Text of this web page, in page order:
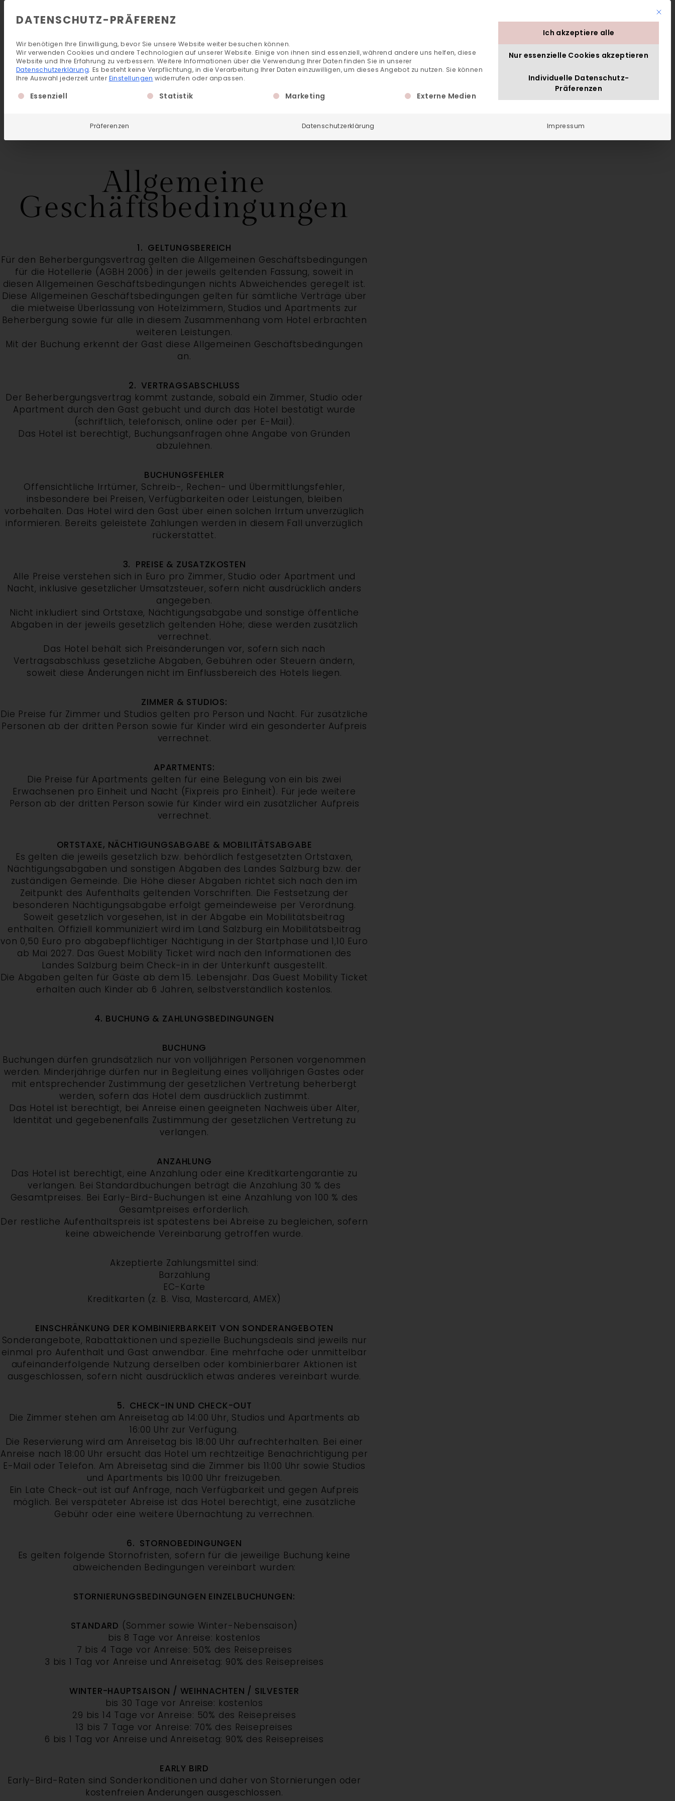
Allgemeine
Geschäftsbedingungen
1. GELTUNGSBEREICH
Für den Beherbergungsvertrag gelten die Allgemeinen Geschäftsbedingungen
für die Hotellerie (AGBH 2006) in der jeweils geltenden Fassung, soweit in
diesen Allgemeinen Geschäftsbedingungen nichts Abweichendes geregelt ist.
Diese Allgemeinen Geschäftsbedingungen gelten für sämtliche Verträge über
die mietweise Überlassung von Hotelzimmern, Studios und Apartments zur
Beherbergung sowie für alle in diesem Zusammenhang vom Hotel erbrachten
weiteren Leistungen.
Mit der Buchung erkennt der Gast diese Allgemeinen Geschäftsbedingungen
an.
2. VERTRAGSABSCHLUSS
Der Beherbergungsvertrag kommt zustande, sobald ein Zimmer, Studio oder
Apartment durch den Gast gebucht und durch das Hotel bestätigt wurde
(schriftlich, telefonisch, online oder per E-Mail).
Das Hotel ist berechtigt, Buchungsanfragen ohne Angabe von Gründen
abzulehnen.
BUCHUNGSFEHLER
Offensichtliche Irrtümer, Schreib-, Rechen- und Übermittlungsfehler,
insbesondere bei Preisen, Verfügbarkeiten oder Leistungen, bleiben
vorbehalten. Das Hotel wird den Gast über einen solchen Irrtum unverzüglich
informieren. Bereits geleistete Zahlungen werden in diesem Fall unverzüglich
rückerstattet.
3. PREISE & ZUSATZKOSTEN
Alle Preise verstehen sich in Euro pro Zimmer, Studio oder Apartment und
Nacht, inklusive gesetzlicher Umsatzsteuer, sofern nicht ausdrücklich anders
angegeben.
Nicht inkludiert sind Ortstaxe, Nächtigungsabgabe und sonstige öffentliche
Abgaben in der jeweils gesetzlich geltenden Höhe; diese werden zusätzlich
verrechnet.
Das Hotel behält sich Preisänderungen vor, sofern sich nach
Vertragsabschluss gesetzliche Abgaben, Gebühren oder Steuern ändern,
soweit diese Änderungen nicht im Einflussbereich des Hotels liegen.
ZIMMER & STUDIOS:
Die Preise für Zimmer und Studios gelten pro Person und Nacht. Für zusätzliche
Personen ab der dritten Person sowie für Kinder wird ein gesonderter Aufpreis
verrechnet.
APARTMENTS:
Die Preise für Apartments gelten für eine Belegung von ein bis zwei
Erwachsenen pro Einheit und Nacht (Fixpreis pro Einheit). Für jede weitere
Person ab der dritten Person sowie für Kinder wird ein zusätzlicher Aufpreis
verrechnet.
ORTSTAXE, NÄCHTIGUNGSABGABE & MOBILITÄTSABGABE
Es gelten die jeweils gesetzlich bzw. behördlich festgesetzten Ortstaxen,
Nächtigungsabgaben und sonstigen Abgaben des Landes Salzburg bzw. der
zuständigen Gemeinde. Die Höhe dieser Abgaben richtet sich nach den im
Zeitpunkt des Aufenthalts geltenden Vorschriften. Die Festsetzung der
besonderen Nächtigungsabgabe erfolgt gemeindeweise per Verordnung.
Soweit gesetzlich vorgesehen, ist in der Abgabe ein Mobilitätsbeitrag
enthalten. Offiziell kommuniziert wird im Land Salzburg ein Mobilitätsbeitrag
von 0,50 Euro pro abgabepflichtiger Nächtigung in der Startphase und 1,10 Euro
ab Mai 2027. Das Guest Mobility Ticket wird nach den Informationen des
Landes Salzburg beim Check-in in der Unterkunft ausgestellt.
Die Abgaben gelten für Gäste ab dem 15. Lebensjahr. Das Guest Mobility Ticket
erhalten auch Kinder ab 6 Jahren, selbstverständlich kostenlos.
4. BUCHUNG & ZAHLUNGSBEDINGUNGEN
BUCHUNG
Buchungen dürfen grundsätzlich nur von volljährigen Personen vorgenommen
werden. Minderjährige dürfen nur in Begleitung eines volljährigen Gastes oder
mit entsprechender Zustimmung der gesetzlichen Vertretung beherbergt
werden, sofern das Hotel dem ausdrücklich zustimmt.
Das Hotel ist berechtigt, bei Anreise einen geeigneten Nachweis über Alter,
Identität und gegebenenfalls Zustimmung der gesetzlichen Vertretung zu
verlangen.
ANZAHLUNG
Das Hotel ist berechtigt, eine Anzahlung oder eine Kreditkartengarantie zu
verlangen. Bei Standardbuchungen beträgt die Anzahlung 30 % des
Gesamtpreises. Bei Early-Bird-Buchungen ist eine Anzahlung von 100 % des
Gesamtpreises erforderlich.
Der restliche Aufenthaltspreis ist spätestens bei Abreise zu begleichen, sofern
keine abweichende Vereinbarung getroffen wurde.
Akzeptierte Zahlungsmittel sind:
Barzahlung
EC-Karte
Kreditkarten (z. B. Visa, Mastercard, AMEX)
EINSCHRÄNKUNG DER KOMBINIERBARKEIT VON SONDERANGEBOTEN
Sonderangebote, Rabattaktionen und spezielle Buchungsdeals sind jeweils nur
einmal pro Aufenthalt und Gast anwendbar. Eine mehrfache oder unmittelbar
aufeinanderfolgende Nutzung derselben oder kombinierbarer Aktionen ist
ausgeschlossen, sofern nicht ausdrücklich etwas anderes vereinbart wurde.
5. CHECK-IN UND CHECK-OUT
Die Zimmer stehen am Anreisetag ab 14:00 Uhr, Studios und Apartments ab
16:00 Uhr zur Verfügung.
Die Reservierung wird am Anreisetag bis 18:00 Uhr aufrechterhalten. Bei einer
Anreise nach 18:00 Uhr ersucht das Hotel um rechtzeitige Benachrichtigung per
E-Mail oder Telefon. Am Abreisetag sind die Zimmer bis 11:00 Uhr sowie Studios
und Apartments bis 10:00 Uhr freizugeben.
Ein Late Check-out ist auf Anfrage, nach Verfügbarkeit und gegen Aufpreis
möglich. Bei verspäteter Abreise ist das Hotel berechtigt, eine zusätzliche
Gebühr oder eine weitere Übernachtung zu verrechnen.
6. STORNOBEDINGUNGEN
Es gelten folgende Stornofristen, sofern für die jeweilige Buchung keine
abweichenden Bedingungen vereinbart wurden:
STORNIERUNGSBEDINGUNGEN EINZELBUCHUNGEN:
STANDARD (Sommer sowie Winter-Nebensaison)
bis 8 Tage vor Anreise: kostenlos
7 bis 4 Tage vor Anreise: 50% des Reisepreises
3 bis 1 Tag vor Anreise und Anreisetag: 90% des Reisepreises
WINTER-HAUPTSAISON / WEIHNACHTEN / SILVESTER
bis 30 Tage vor Anreise: kostenlos
29 bis 14 Tage vor Anreise: 50% des Reisepreises
13 bis 7 Tage vor Anreise: 70% des Reisepreises
6 bis 1 Tag vor Anreise und Anreisetag: 90% des Reisepreises
EARLY BIRD
Early-Bird-Raten sind Sonderkonditionen und daher von Stornierungen oder
kostenfreien Änderungen ausgeschlossen.
Mit
DATENSCHUTZ-PRÄFERENZ
Wir benötigen Ihre Einwilligung, bevor Sie unsere Website weiter besuchen können.
Wir verwenden Cookies und andere Technologien auf unserer Website. Einige von ihnen sind essenziell, während andere uns helfen, diese
Website und Ihre Erfahrung zu verbessern. Weitere Informationen über die Verwendung Ihrer Daten finden Sie in unserer
Datenschutzerklärung. Es besteht keine Verpflichtung, in die Verarbeitung Ihrer Daten einzuwilligen, um dieses Angebot zu nutzen. Sie können
Ihre Auswahl jederzeit unterEinstellungen widerrufen oder anpassen.
Es folgt eine Liste der Service-Gruppen, für die eine Einwilligung erteilt werden kann. Die erste Service-Gruppe ist essenziell und kann nicht abgewählt werden.
Essenziell Statistik Marketing Externe Medien
Ich akzeptiere alle
Nur essenzielle Cookies akzeptieren
Individuelle Datenschutz-
Präferenzen
Präferenzen Datenschutzerklärung Impressum